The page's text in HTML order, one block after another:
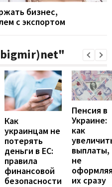
бизнес,
с экспортом
Как
украинцам не
потерять
деньги в ЕС:
правила
финансовой
безопасности
Пенсия в
Украине:
как
выплаты,
не
их сразу